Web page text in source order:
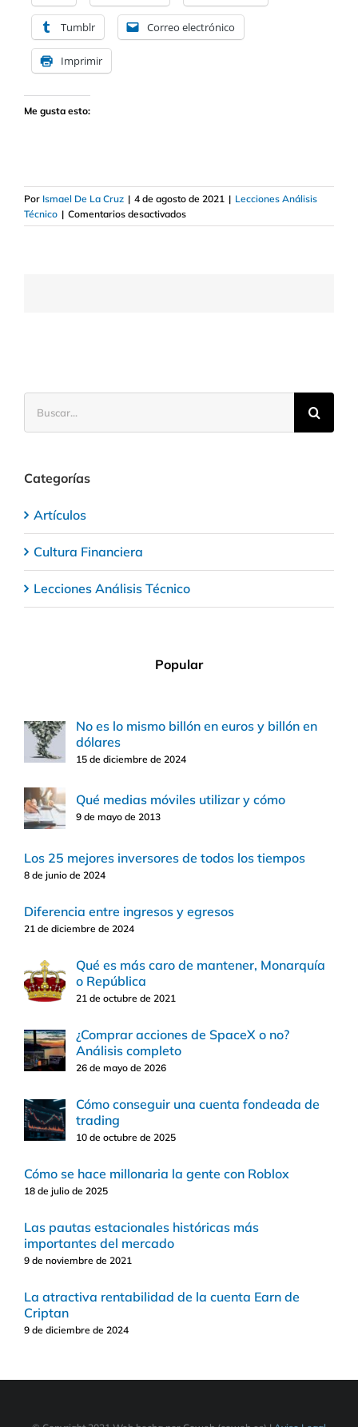
Tumblr Correo electrónico
Imprimir
Me gusta esto:
Por Ismael De La Cruz | 4 de agosto de 2021 | Lecciones Análisis
Técnico | Comentarios desactivadosen
Qué
Categorías
Artículos
Cultura Financiera
Lecciones Análisis Técnico
Popular
No es lo mismo billón en euros y billón en
dólares
15 de diciembre de 2024
Qué medias móviles utilizar y cómo
9 de mayo de 2013
Los 25 mejores inversores de todos los tiempos
8 de junio de 2024
Diferencia entre ingresos y egresos
21 de diciembre de 2024
Qué es más caro de mantener, Monarquía
o República
21 de octubre de 2021
¿Comprar acciones de SpaceX o no?
Análisis completo
26 de mayo de 2026
Cómo conseguir una cuenta fondeada de
trading
10 de octubre de 2025
Cómo se hace millonaria la gente con Roblox
18 de julio de 2025
Las pautas estacionales históricas más
importantes del mercado
9 de noviembre de 2021
La atractiva rentabilidad de la cuenta Earn de
Criptan
9 de diciembre de 2024